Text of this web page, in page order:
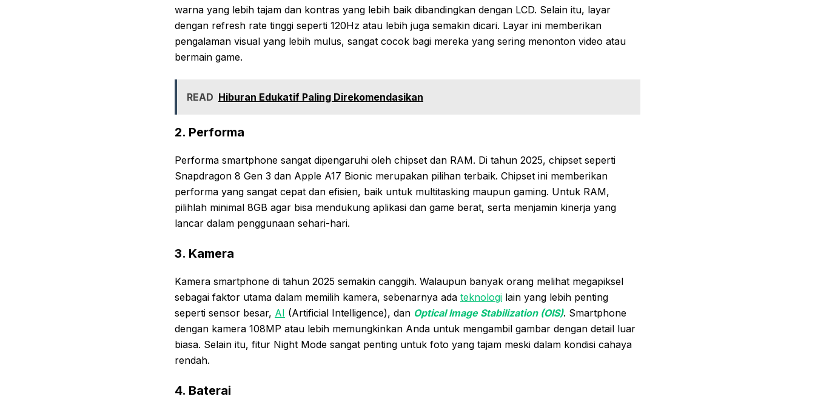
warna yang lebih tajam dan kontras yang lebih baik dibandingkan dengan LCD. Selain itu, layar
dengan refresh rate tinggi seperti 120Hz atau lebih juga semakin dicari. Layar ini memberikan
pengalaman visual yang lebih mulus, sangat cocok bagi mereka yang sering menonton video atau
bermain game.
READ Hiburan Edukatif Paling Direkomendasikan
2. Performa
Performa smartphone sangat dipengaruhi oleh chipset dan RAM. Di tahun 2025, chipset seperti
Snapdragon 8 Gen 3 dan Apple A17 Bionic merupakan pilihan terbaik. Chipset ini memberikan
performa yang sangat cepat dan efisien, baik untuk multitasking maupun gaming. Untuk RAM,
pilihlah minimal 8GB agar bisa mendukung aplikasi dan game berat, serta menjamin kinerja yang
lancar dalam penggunaan sehari-hari.
3. Kamera
Kamera smartphone di tahun 2025 semakin canggih. Walaupun banyak orang melihat megapiksel
sebagai faktor utama dalam memilih kamera, sebenarnya ada teknologi lain yang lebih penting
seperti sensor besar, AI (Artificial Intelligence), dan Optical Image Stabilization (OIS). Smartphone
dengan kamera 108MP atau lebih memungkinkan Anda untuk mengambil gambar dengan detail luar
biasa. Selain itu, fitur Night Mode sangat penting untuk foto yang tajam meski dalam kondisi cahaya
rendah.
4. Baterai